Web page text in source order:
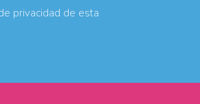
privacidad de esta